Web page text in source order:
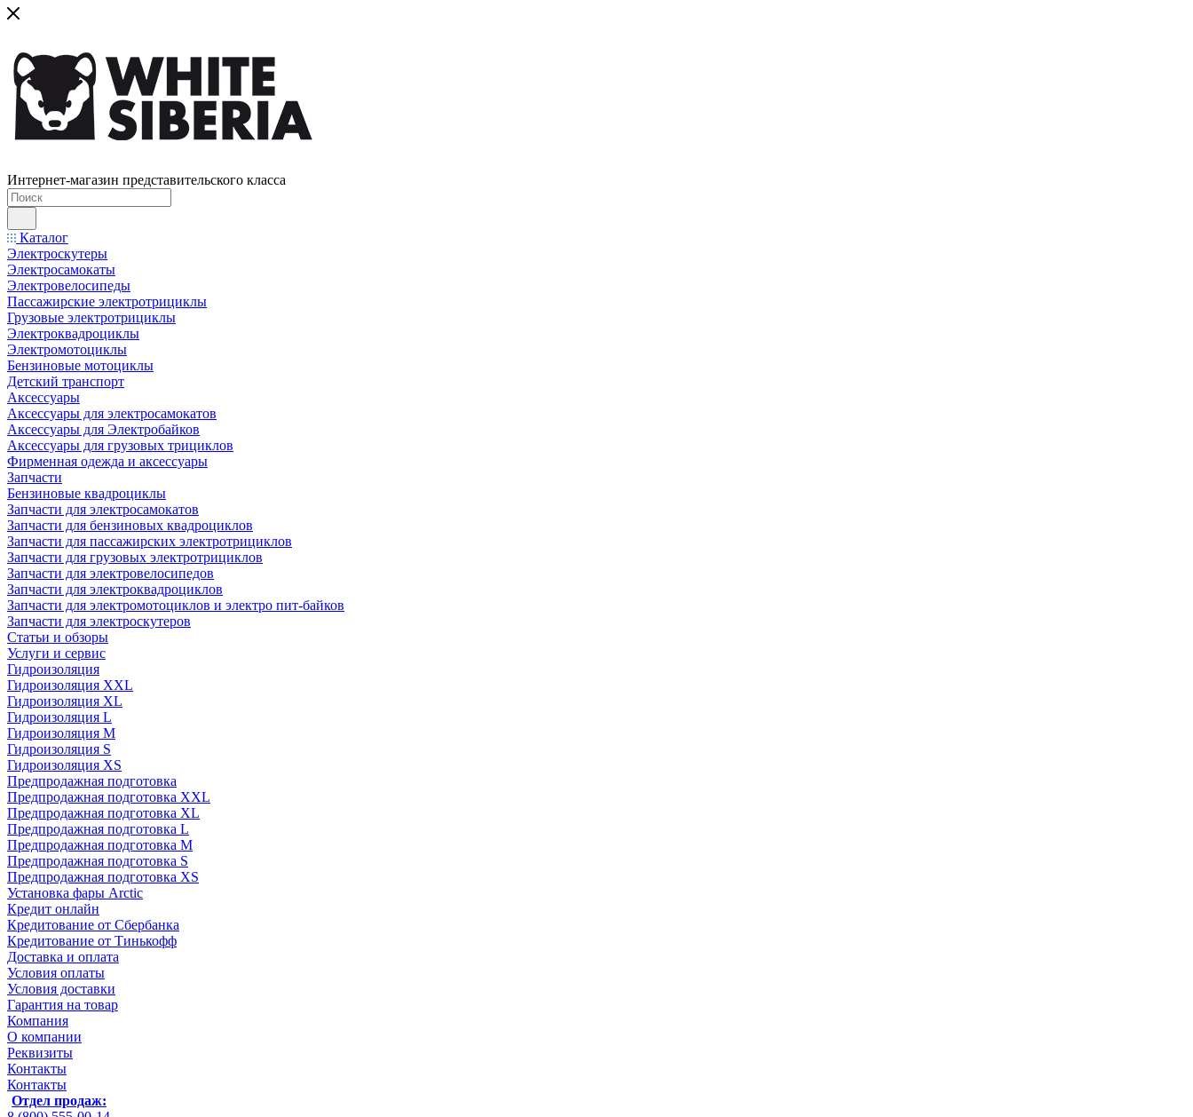
Интернет-магазин представительского класса
Каталог
Электроскутеры
Электросамокаты
Электровелосипеды
Пассажирские электротрициклы
Грузовые электротрициклы
Электроквадроциклы
Электромотоциклы
Бензиновые мотоциклы
Детский транспорт
Аксессуары
Аксессуары для электросамокатов
Аксессуары для Электробайков
Аксессуары для грузовых трициклов
Фирменная одежда и аксессуары
Запчасти
Бензиновые квадроциклы
Запчасти для электросамокатов
Запчасти для бензиновых квадроциклов
Запчасти для пассажирских электротрициклов
Запчасти для грузовых электротрициклов
Запчасти для электровелосипедов
Запчасти для электроквадроциклов
Запчасти для электромотоциклов и электро пит-байков
Запчасти для электроскутеров
Статьи и обзоры
Услуги и сервис
Гидроизоляция
Гидроизоляция XXL
Гидроизоляция XL
Гидроизоляция L
Гидроизоляция M
Гидроизоляция S
Гидроизоляция XS
Предпродажная подготовка
Предпродажная подготовка XXL
Предпродажная подготовка XL
Предпродажная подготовка L
Предпродажная подготовка M
Предпродажная подготовка S
Предпродажная подготовка XS
Установка фары Arctic
Кредит онлайн
Кредитование от Сбербанка
Кредитование от Тинькофф
Доставка и оплата
Условия оплаты
Условия доставки
Гарантия на товар
Компания
О компании
Реквизиты
Контакты
Контакты
Отдел продаж: